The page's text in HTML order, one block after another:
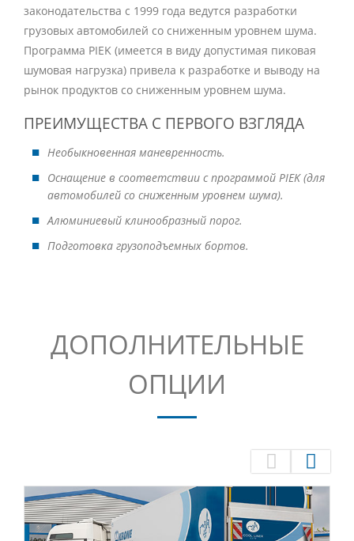
законодательства с 1999 года ведутся разработки
грузовых автомобилей со сниженным уровнем шума.
Программа PIEK (имеется в виду допустимая пиковая
шумовая нагрузка) привела к разработке и выводу на
рынок продуктов со сниженным уровнем шума.
ПРЕИМУЩЕСТВА С ПЕРВОГО ВЗГЛЯДА
Необыкновенная маневренность.
Оснащение в соответствии с программой PIEK (для
автомобилей со сниженным уровнем шума).
Алюминиевый клинообразный порог.
Подготовка грузоподъемных бортов.
ДОПОЛНИТЕЛЬНЫЕ
ОПЦИИ